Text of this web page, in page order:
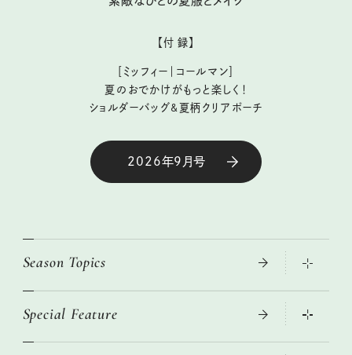
【付 録】
［ミッフィー｜コールマン］
夏のおでかけがもっと楽しく！
ショルダーバッグ&夏柄クリアポーチ
2026年9月号
Season Topics
大人のリュック探し 2026SS
Special Feature